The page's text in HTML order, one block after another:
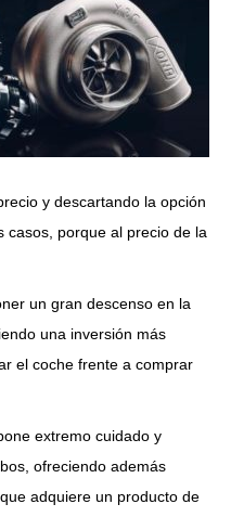
y descartando la opción
casos, porque al precio de la
un gran descenso en la
una inversión más
el coche frente a comprar
extremo cuidado y
ofreciendo además
adquiere un producto de